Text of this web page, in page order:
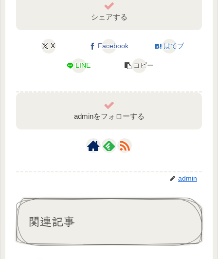
シェアする
X Facebook はてブ
LINE コピー
adminをフォローする
admin
関連記事